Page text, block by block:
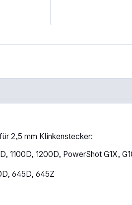
2,5 mm Klinkenstecker:
1200D, PowerShot G1X,
645D, 645Z